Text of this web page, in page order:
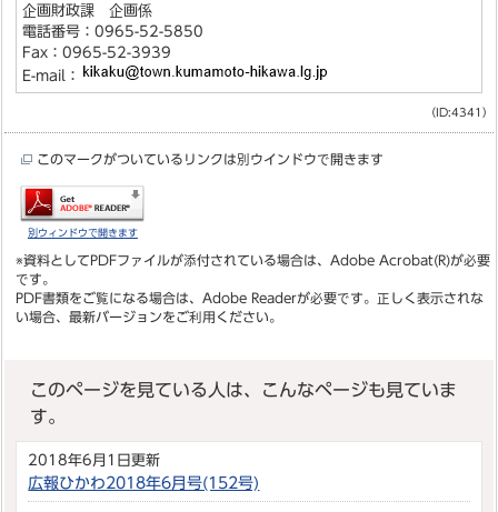
企画財政課 企画係
電話番号：0965-52-5850
Fax：0965-52-3939
E-mail：
（ID:4341）
このマークがついているリンクは別ウインドウで開きます
別ウィンドウで開きます
※資料としてPDFファイルが添付されている場合は、 Adobe Acrobat(R)が必要
です。
PDF書類をご覧になる場合は、 Adobe Readerが必要です。正しく表示されな
い場合、最新バージョンをご利用ください。
このページを見ている人は、こんなページも見ていま
す。
2018年6月1日更新
広報ひかわ2018年6月号(152号)